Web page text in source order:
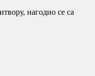
нагодио се са